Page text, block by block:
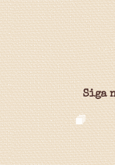
Siga